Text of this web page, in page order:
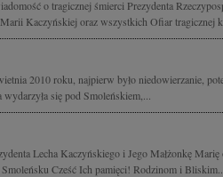
o tragicznej śmierci Prezydenta
Kaczyńskiej oraz wszystkich Ofiar tragicznej
2010 roku, najpierw było niedowierzanie,
się pod Smoleńskiem,...
Lecha Kaczyńskiego i Jego Małżonkę
Cześć Ich pamięci! Rodzinom i